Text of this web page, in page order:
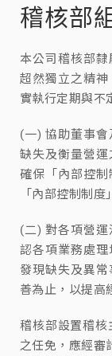
稽核部
本公司稽核部
超然獨立之精
實執行定期與不
(一) 協助董事
缺失及衡量營
確保「內部控
「內部控制制度
(二) 對各項營
認各項業務處
發現缺失及異
善為止，以提高
稽核部設置稽
之任免，應經審